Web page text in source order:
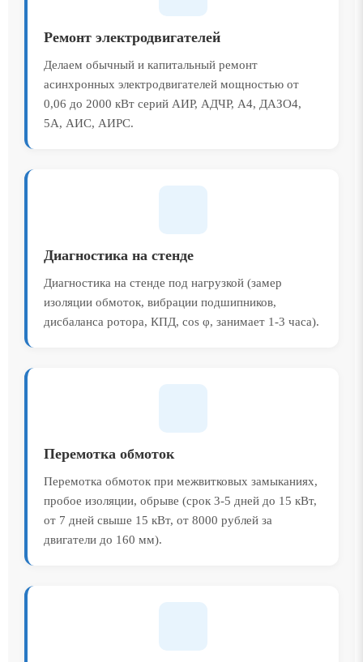
Ремонт электродвигателей
Делаем обычный и капитальный ремонт
асинхронных электродвигателей мощностью от
0,06 до 2000 кВт серий АИР, АДЧР, А4, ДАЗО4,
5А, АИС, АИРС.
Диагностика на стенде
Диагностика на стенде под нагрузкой (замер
изоляции обмоток, вибрации подшипников,
дисбаланса ротора, КПД, cos φ, занимает 1-3 часа).
Перемотка обмоток
Перемотка обмоток при межвитковых замыканиях,
пробое изоляции, обрыве (срок 3-5 дней до 15 кВт,
от 7 дней свыше 15 кВт, от 8000 рублей за
двигатели до 160 мм).